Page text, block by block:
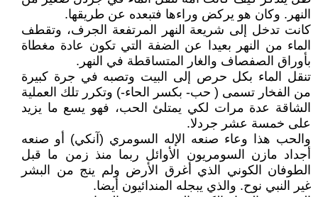
النهر. وكان هو يركض وراءها فتبعده عن طريقها.
كانت تدخل إلى شريعة النهر المرتفعة الجرف، وتقطف
الماء من النهر بعيدا عن الضفة التي تكون عادة مغطاة
بأوراق الصفصاف والغار المتساقطة في النهر.
تنقل الماء بكل حرص إلى البيت وتصبه في جرة كبيرة
من الفخار تسمى ( حب- بكسر الحاء-) وتكرر تلك العملية
الشاقة عدة مرات لكي يمتلئ الحب، فهو يسع ما يزيد
على خمسة عشر جردلا.
والحب هذا وعاء صنعه الإله السومري (آنكي) أو صنعه
أجداد مازن السومريون الأوائل ربما منذ زمن ما قبل
الطوفان الكوني الذي أغرق الأرض ولم ينج من البشر
غير النبي نوح. والذي يبجله المندائيون أيضا.